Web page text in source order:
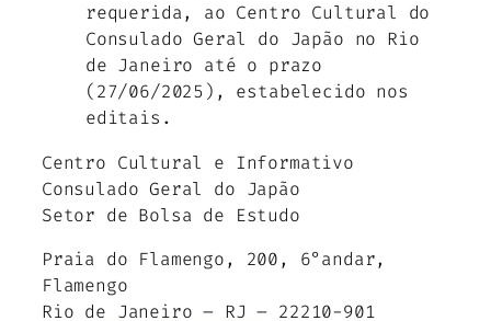
requerida, ao Centro Cultural do
Consulado Geral do Japão no Rio
de Janeiro até o prazo
(27/06/2025), estabelecido nos
editais.
Centro Cultural e Informativo
Consulado Geral do Japão
Setor de Bolsa de Estudo
Praia do Flamengo, 200, 6°andar,
Flamengo
Rio de Janeiro – RJ – 22210-901